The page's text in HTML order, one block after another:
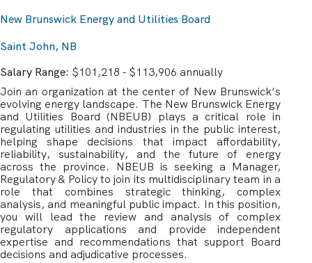
New Brunswick Energy and Utilities Board
Saint John, NB
Salary Range: $101,218 - $113,906 annually
Join an organization at the center of New Brunswick’s
evolving energy landscape. The New Brunswick Energy
and Utilities Board (NBEUB) plays a critical role in
regulating utilities and industries in the public interest,
helping shape decisions that impact affordability,
reliability, sustainability, and the future of energy
across the province. NBEUB is seeking a Manager,
Regulatory & Policy to join its multidisciplinary team in a
role that combines strategic thinking, complex
analysis, and meaningful public impact. In this position,
you will lead the review and analysis of complex
regulatory applications and provide independent
expertise and recommendations that support Board
decisions and adjudicative processes.